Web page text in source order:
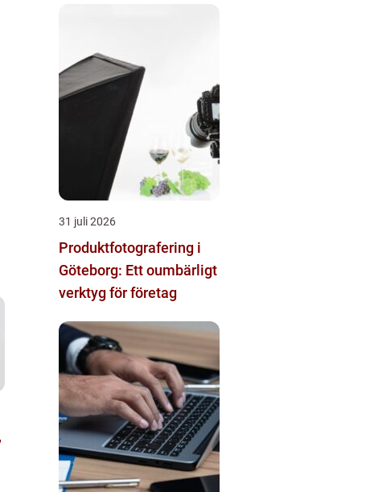
31 juli 2026
Produktfotografering i
Göteborg: Ett oumbärligt
verktyg för företag